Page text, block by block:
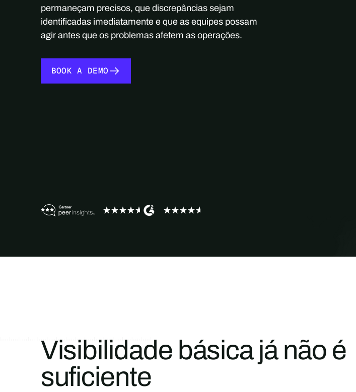
permaneçam precisos, que discrepâncias sejam
identificadas imediatamente e que as equipes possam
agir antes que os problemas afetem as operações.
BOOK A DEMO
BOOK A DEMO
Visibilidade básica já não é
suficiente